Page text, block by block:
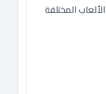
المختلفة